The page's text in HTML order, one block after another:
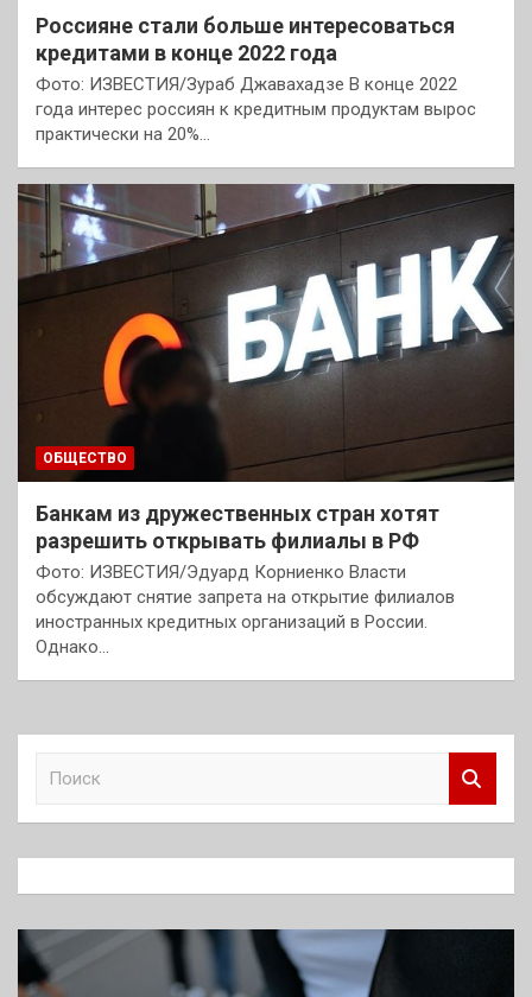
Россияне стали больше интересоваться
кредитами в конце 2022 года
Фото: ИЗВЕСТИЯ/Зураб Джавахадзе В конце 2022
года интерес россиян к кредитным продуктам вырос
практически на 20%…
ОБЩЕСТВО
Банкам из дружественных стран хотят
разрешить открывать филиалы в РФ
Фото: ИЗВЕСТИЯ/Эдуард Корниенко Власти
обсуждают снятие запрета на открытие филиалов
иностранных кредитных организаций в России.
Однако…
к